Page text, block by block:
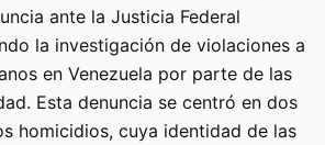
ante la Justicia Federal
la investigación de violaciones a
en Venezuela por parte de las
Esta denuncia se centró en dos
homicidios, cuya identidad de las